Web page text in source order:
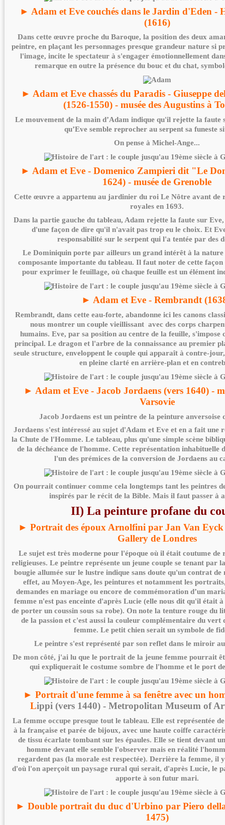
► Adam et Eve couchés dans le Jardin d'Eden -
(1616)
Dans cette œuvre proche du Baroque, la position des deux
peintre, en plaçant les personnages presque grandeur nature si
l'image, incite le spectateur à s'engager émotionnellement
remarque en outre la présence du bouc et du chat,
► Adam et Eve chassés du Paradis - Giuseppe
(1526-1550) - musée des Augustins à
Le mouvement de la main d’Adam indique qu'il rejette la faute
qu’Eve semble reprocher au serpent sa funeste
On pense à Michel-Ange...
► Adam et Eve - Domenico Zampieri dit "Le
1624) - musée de Grenoble
Cette œuvre a appartenu au jardinier du roi Le Nôtre avant de
royales en 1693.
Dans la partie gauche du tableau, Adam rejette la faute sur Eve,
d'une façon de dire qu'il n'avait pas trop eu le choix. Et
responsabilité sur le serpent qui l'a tentée par des
Le Dominiquin porte par ailleurs un grand intérêt à la nature
composante importante du tableau. Il faut noter de cette façon
pour exprimer le feuillage, où chaque feuille est un élément
► Adam et Eve - Rembrandt
Rembrandt, dans cette eau-forte, abandonne ici les canons
nous montrer un couple vieillissant avec des corps
humains. Eve, par sa position au centre de la feuille, s'impose
principal. Le dragon et l'arbre de la connaissance au premier
seule structure, enveloppent le couple qui apparaît à contre-
en pleine clarté en arrière-plan et en
► Adam et Eve - Jacob Jordaens (vers 1640) -
Varsovie
Jacob Jordaens est un peintre de la peinture anversoise
Jordaens s'est intéressé au sujet d'Adam et Eve et en a fait une
la Chute de l'Homme. Le tableau, plus qu'une simple scène
de la déchéance de l'homme. Cette représentation inhabituelle
l'un des prémices de la conversion de Jordaens au
On pourrait continuer comme cela longtemps tant les peintres
inspirés par le récit de la Bible. Mais il faut passer à
II) La peinture profane du
► Portrait des époux Arnolfini par Jan Van
Gallery de Londres
Le sujet est très moderne pour l'époque où il était coutume de
religieuses. Le peintre représente un jeune couple se tenant par
bougie allumée sur le lustre indique sans doute qu'un contrat
effet, au Moyen-Age, les peintures et notamment les
demandes en mariage ou encore de commémoration d’un
femme n'est pas enceinte d'après Lucie (elle nous dit qu'il était
de porter un coussin sous sa robe). On note la tenture rouge du
de la passion et c'est aussi la couleur complémentaire du vert
femme. Le petit chien serait un symbole de
Le peintre s'est représenté par son reflet dans le miroir
De mon côté, j'ai lu que le portrait de la jeune femme pourrait
qui expliquerait le costume sombre de l'homme et le port
► Portrait d'une femme à sa fenêtre avec un
Lippi (vers 1440) - Metropolitan Museum of
La femme occupe presque tout le tableau. Elle est représentée
à la française et parée de bijoux, avec une haute coiffe
de tissu écarlate tombant sur les épaules. Elle se tient devant
homme devant elle semble l'observer mais en réalité
regardent pas (la morale est respectée). Derrière la femme, il
d'où l'on aperçoit un paysage rural qui serait, d'après Lucie, le
apporte à son futur mari.
► Double portrait du duc d'Urbino par Piero della
1475)